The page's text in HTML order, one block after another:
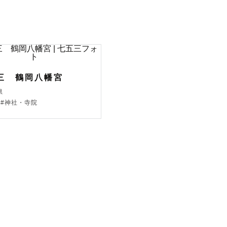
鶴岡八幡宮
神社・寺院